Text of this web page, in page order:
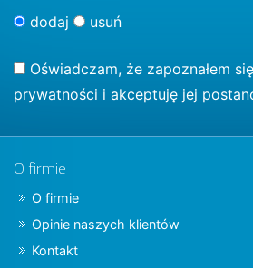
dodaj usuń
Oświadczam, że zapoznałem
prywatności i akceptuję jej
O firmie
O firmie
Opinie naszych klientów
Kontakt